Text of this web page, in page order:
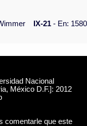
IX-21 - En: 1580
Nacional
México D.F.]: 2012
comentarle que este